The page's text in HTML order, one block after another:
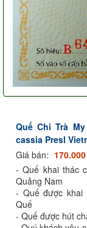
Quế Chi Trà
cassia Presl
Giá bán:
- Quế khai thác
Quảng Nam
- Quế được khai
Quế
- Quế được hút